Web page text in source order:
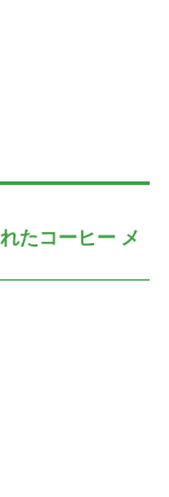
たコーヒー メ